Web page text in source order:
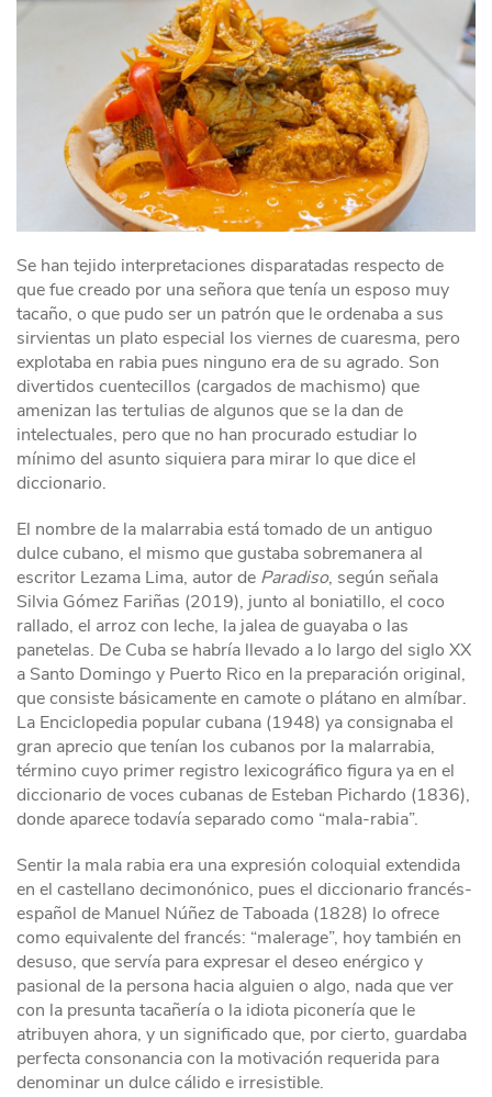
Se han tejido interpretaciones disparatadas respecto de
que fue creado por una señora que tenía un esposo muy
tacaño, o que pudo ser un patrón que le ordenaba a sus
sirvientas un plato especial los viernes de cuaresma, pero
explotaba en rabia pues ninguno era de su agrado. Son
divertidos cuentecillos (cargados de machismo) que
amenizan las tertulias de algunos que se la dan de
intelectuales, pero que no han procurado estudiar lo
mínimo del asunto siquiera para mirar lo que dice el
diccionario.
El nombre de la malarrabia está tomado de un antiguo
dulce cubano, el mismo que gustaba sobremanera al
escritor Lezama Lima, autor de Paradiso, según señala
Silvia Gómez Fariñas (2019), junto al boniatillo, el coco
rallado, el arroz con leche, la jalea de guayaba o las
panetelas. De Cuba se habría llevado a lo largo del siglo XX
a Santo Domingo y Puerto Rico en la preparación original,
que consiste básicamente en camote o plátano en almíbar.
La Enciclopedia popular cubana (1948) ya consignaba el
gran aprecio que tenían los cubanos por la malarrabia,
término cuyo primer registro lexicográfico figura ya en el
diccionario de voces cubanas de Esteban Pichardo (1836),
donde aparece todavía separado como “mala-rabia”.
Sentir la mala rabia era una expresión coloquial extendida
en el castellano decimonónico, pues el diccionario francés-
español de Manuel Núñez de Taboada (1828) lo ofrece
como equivalente del francés: “malerage”, hoy también en
desuso, que servía para expresar el deseo enérgico y
pasional de la persona hacia alguien o algo, nada que ver
con la presunta tacañería o la idiota piconería que le
atribuyen ahora, y un significado que, por cierto, guardaba
perfecta consonancia con la motivación requerida para
denominar un dulce cálido e irresistible.